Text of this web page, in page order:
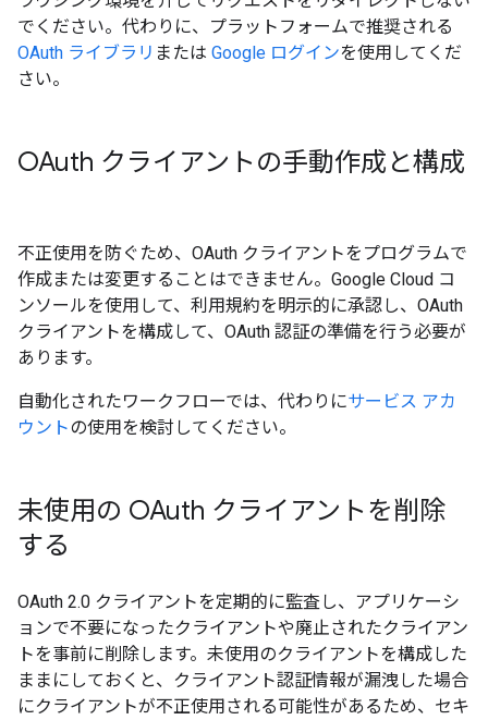
でください。代わりに、プラットフォームで推奨される
OAuth ライブラリ または Google ログインを使用してくだ
さい。
OAuth クライアントの手動作成と構成
不正使用を防ぐため、OAuth クライアントをプログラムで
作成または変更することはできません。Google Cloud コ
ンソールを使用して、利用規約を明示的に承認し、OAuth
クライアントを構成して、OAuth 認証の準備を行う必要が
あります。
自動化されたワークフローでは、代わりにサービス アカ
ウントの使用を検討してください。
未使用の OAuth クライアントを削除
する
OAuth 2.0 クライアントを定期的に監査し、アプリケーシ
ョンで不要になったクライアントや廃止されたクライアン
トを事前に削除します。未使用のクライアントを構成した
ままにしておくと、クライアント認証情報が漏洩した場合
にクライアントが不正使用される可能性があるため、セキ